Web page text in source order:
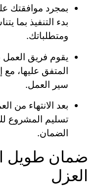
بمجرد موافقتك
بدء التنفيذ بما
ومتطلباتك.
يقوم فريق العمل
المتفق عليها، مع
سير العمل.
بعد الانتهاء من
تسليم المشروع
الضمان.
ضمان طويل
العزل